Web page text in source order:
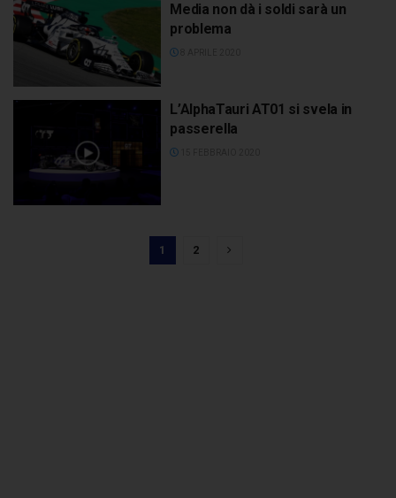
Media non dà i soldi sarà un
problema
L’AlphaTauri AT01 si svela in
passerella
1 2